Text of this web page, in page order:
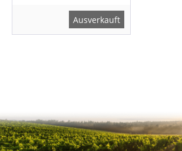
Ausverkauft